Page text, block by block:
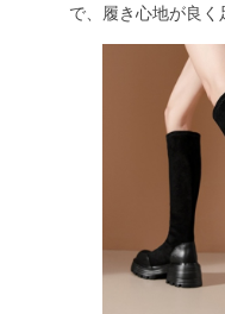
で、履き心地が良く